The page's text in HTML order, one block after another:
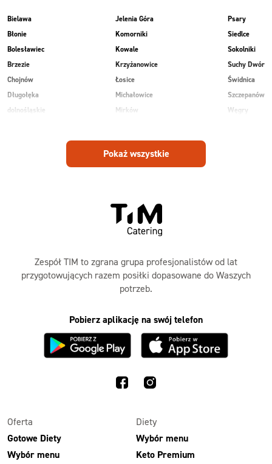
Bielawa
Błonie
Bolesławiec
Brzezie
Chojnów
Długołęka
dolnośląskie
Jelenia Góra
Komorniki
Kowale
Krzyżanowice
Łosice
Michałowice
Mirków
Piekary
Piotrowice
Psary
Siedlce
Sokolniki
Suchy Dwór
Świdnica
Szczepanów
Węgry
Pokaż wszystkie
Zespół TIM to zgrana grupa profesjonalistów od lat
przygotowujących razem posiłki dopasowane do Waszych
potrzeb.
Pobierz aplikację na swój telefon
Oferta
Gotowe Diety
Wybór menu
Diety
Wybór menu
Keto Premium